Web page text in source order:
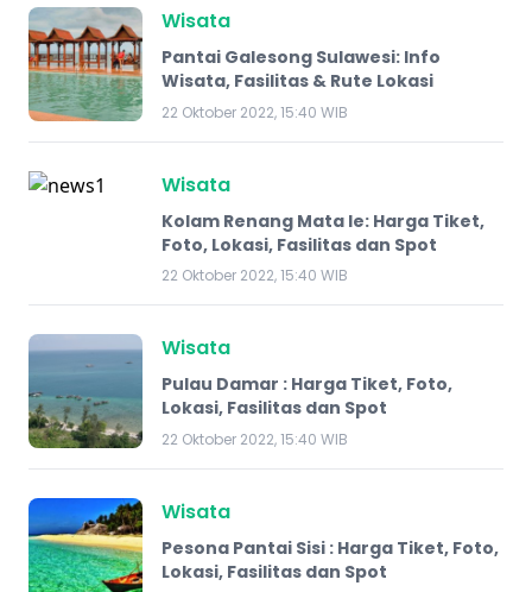
Wisata
Pantai Galesong Sulawesi: Info
Wisata, Fasilitas & Rute Lokasi
22 Oktober 2022, 15:40 WIB
Wisata
Kolam Renang Mata Ie: Harga Tiket,
Foto, Lokasi, Fasilitas dan Spot
22 Oktober 2022, 15:40 WIB
Wisata
Pulau Damar : Harga Tiket, Foto,
Lokasi, Fasilitas dan Spot
22 Oktober 2022, 15:40 WIB
Wisata
Pesona Pantai Sisi : Harga Tiket, Foto,
Lokasi, Fasilitas dan Spot